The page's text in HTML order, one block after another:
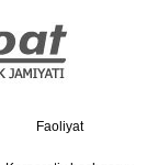
Faoliyat